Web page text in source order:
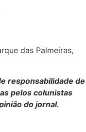
das Palmeiras,
responsabilidade de
pelos colunistas
do jornal.